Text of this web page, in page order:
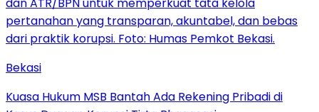
Bekasi
Kuasa Hukum MSB Bantah Ada Rekening Pribadi di